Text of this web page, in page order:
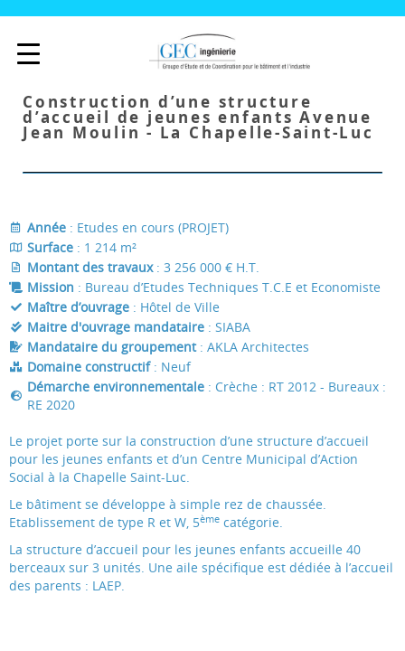
Construction d’une structure
d’accueil de jeunes enfants Avenue
Jean Moulin - La Chapelle-Saint-Luc
Année : Etudes en cours (PROJET)
Surface : 1 214 m²
Montant des travaux : 3 256 000 € H.T.
Mission : Bureau d’Etudes Techniques T.C.E et Economiste
Maître d’ouvrage : Hôtel de Ville
Maitre d'ouvrage mandataire : SIABA
Mandataire du groupement : AKLA Architectes
Domaine constructif : Neuf
Démarche environnementale : Crèche : RT 2012 - Bureaux :
RE 2020
Le projet porte sur la construction d’une structure d’accueil
pour les jeunes enfants et d’un Centre Municipal d’Action
Social à la Chapelle Saint-Luc.
Le bâtiment se développe à simple rez de chaussée.
Etablissement de type R et W, 5ème catégorie.
La structure d’accueil pour les jeunes enfants accueille 40
berceaux sur 3 unités. Une aile spécifique est dédiée à l’accueil
des parents : LAEP.